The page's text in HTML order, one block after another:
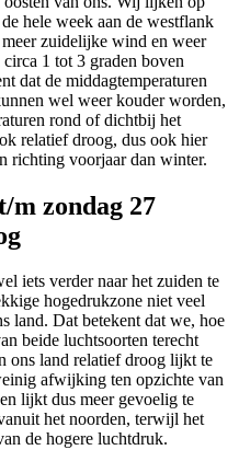
hele week aan de westflank
zuidelijke wind en weer
1 tot 3 graden boven
dat de middagtemperaturen
wel weer kouder worden,
rond of dichtbij het
relatief droog, dus ook hier
richting voorjaar dan winter.
m zondag 27
iets verder naar het zuiden te
hogedrukzone niet veel
land. Dat betekent dat we, hoe
beide luchtsoorten terecht
ons land relatief droog lijkt te
afwijking ten opzichte van
lijkt dus meer gevoelig te
het noorden, terwijl het
de hogere luchtdruk.